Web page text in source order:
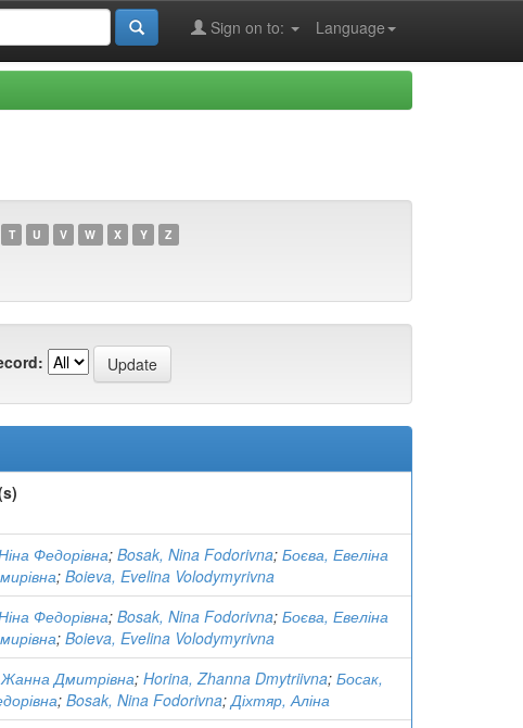
Language
Sign on to:
T U V W X Y Z
Федорівна; Bosak, Nina Fodorivna; Боєва, Евеліна
; Boieva, Evelina Volodymyrivna
Федорівна; Bosak, Nina Fodorivna; Боєва, Евеліна
; Boieva, Evelina Volodymyrivna
Жанна Дмитрівна; Horina, Zhanna Dmytriivna; Босак,
; Bosak, Nina Fodorivna;Діхтяр, Аліна